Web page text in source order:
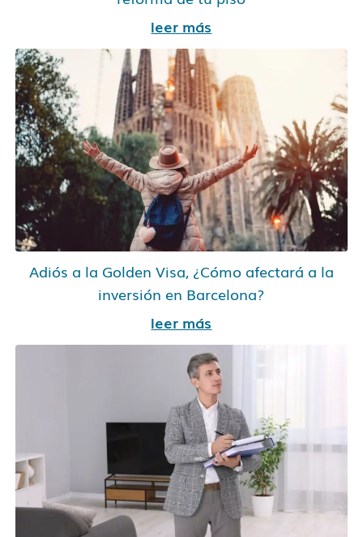
leer más
Adiós a la Golden Visa, ¿Cómo afectará a la
inversión en Barcelona?
leer más